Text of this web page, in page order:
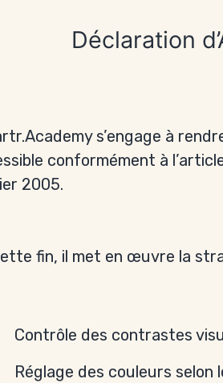
Déclaration
s’engage à
conformément à
2005.
fin, il met en œuvre la
Contrôle des contrastes
Réglage des couleurs